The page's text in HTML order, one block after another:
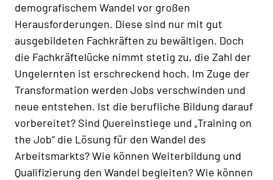
demografischem Wandel vor großen
Herausforderungen. Diese sind nur mit gut
ausgebildeten Fachkräften zu bewältigen. Doch
die Fachkräftelücke nimmt stetig zu, die Zahl der
Ungelernten ist erschreckend hoch. Im Zuge der
Transformation werden Jobs verschwinden und
neue entstehen. Ist die berufliche Bildung darauf
vorbereitet? Sind Quereinstiege und „Training on
the Job“ die Lösung für den Wandel des
Arbeitsmarkts? Wie können Weiterbildung und
Qualifizierung den Wandel begleiten? Wie können